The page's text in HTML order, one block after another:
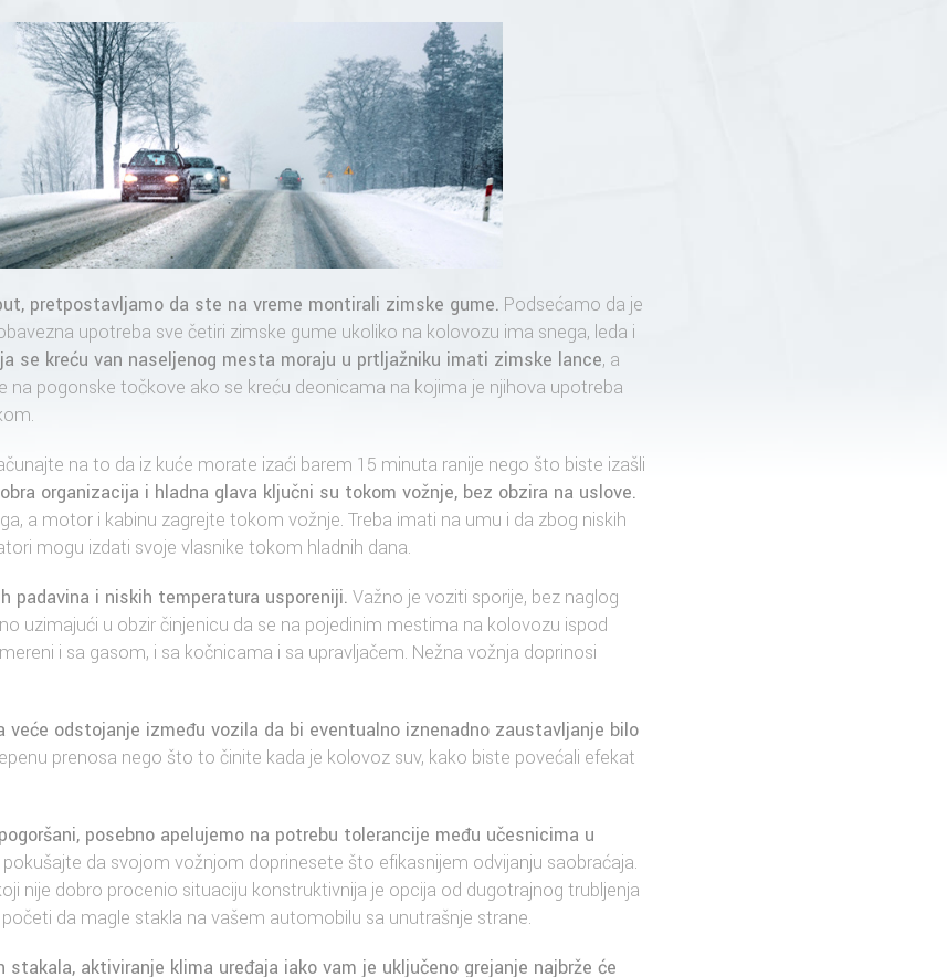
pretpostavljamo da ste na vreme montirali zimske gume. Podsećamo da je
upotreba sve četiri zimske gume ukoliko na kolovozu ima snega, leda i
se kreću van naseljenog mesta moraju u prtljažniku imati zimske lance, a
na pogonske točkove ako se kreću deonicama na kojima je njihova upotreba
na to da iz kuće morate izaći barem 15 minuta ranije nego što biste izašli
obra organizacija i hladna glava ključni su tokom vožnje, bez obzira na uslove.
a motor i kabinu zagrejte tokom vožnje. Treba imati na umu i da zbog niskih
mogu izdati svoje vlasnike tokom hladnih dana.
padavina i niskih temperatura usporeniji. Važno je voziti sporije, bez naglog
uzimajući u obzir činjenicu da se na pojedinim mestima na kolovozu ispod
i sa gasom, i sa kočnicama i sa upravljačem. Nežna vožnja doprinosi
odstojanje između vozila da bi eventualno iznenadno zaustavljanje bilo
prenosa nego što to činite kada je kolovoz suv, kako biste povećali efekat
posebno apelujemo na potrebu tolerancije među učesnicima u
pokušajte da svojom vožnjom doprinesete što efikasnijem odvijanju saobraćaja.
nije dobro procenio situaciju konstruktivnija je opcija od dugotrajnog trubljenja
da magle stakla na vašem automobilu sa unutrašnje strane.
stakala, aktiviranje klima uređaja iako vam je uključeno grejanje najbrže će